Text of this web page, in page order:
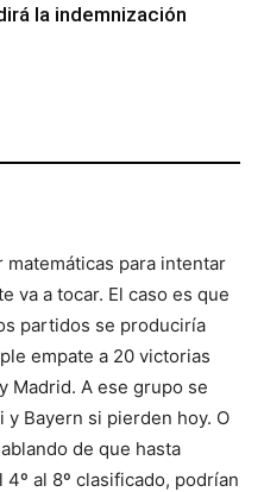
la indemnización
matemáticas para intentar
va a tocar. El caso es que
partidos se produciría
empate a 20 victorias
Madrid. A ese grupo se
y Bayern si pierden hoy. O
de que hasta
4º al 8º clasificado, podrían